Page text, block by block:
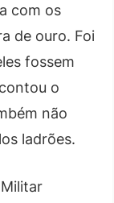
com os
de ouro. Foi
fossem
o
não
ladrões.